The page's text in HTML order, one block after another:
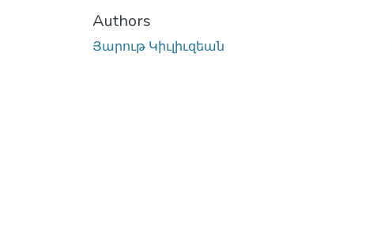
Authors
Յարութ Կիւլիւզեան